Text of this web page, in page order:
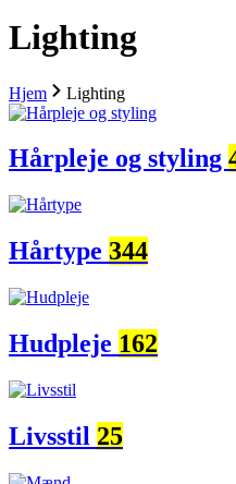
Lighting
Hjem Lighting
Hårpleje og styling
Hårtype 344
Hudpleje 162
Livsstil 25